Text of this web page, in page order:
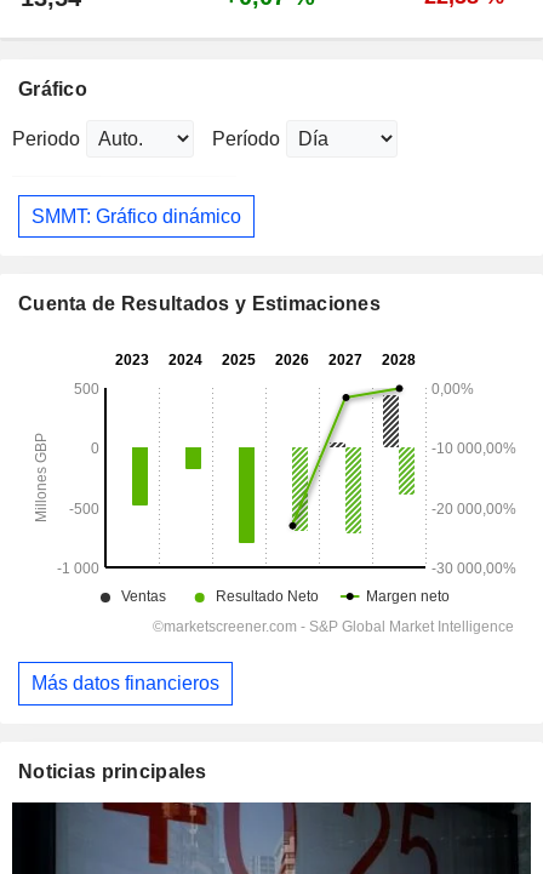
Gráfico
Periodo Período
SMMT: Gráfico dinámico
Cuenta de Resultados y Estimaciones
Más datos financieros
Noticias principales